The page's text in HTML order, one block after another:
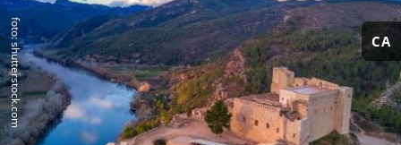
CA
foto: shutterstock.com